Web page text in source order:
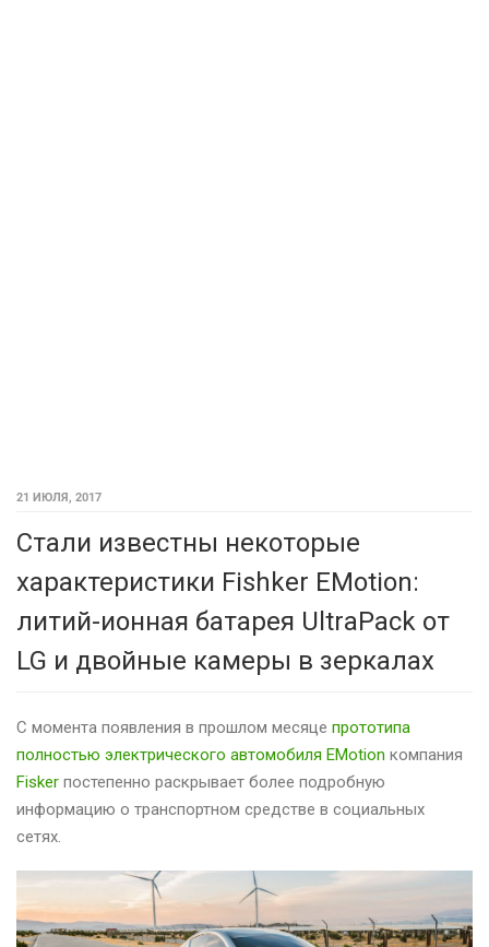
21 ИЮЛЯ, 2017
Стали известны некоторые
характеристики Fishker EMotion:
литий-ионная батарея UltraPack от
LG и двойные камеры в зеркалах
С момента появления в прошлом месяце прототипа
полностью электрического автомобиля EMotion компания
Fisker постепенно раскрывает более подробную
информацию о транспортном средстве в социальных
сетях.